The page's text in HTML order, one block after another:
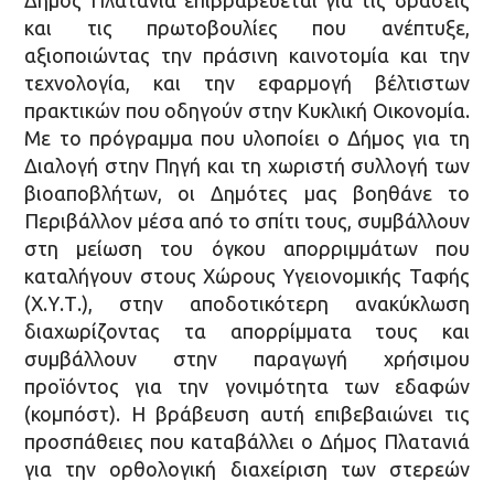
και τις πρωτοβουλίες που ανέπτυξε,
αξιοποιώντας την πράσινη καινοτομία και την
τεχνολογία, και την εφαρμογή βέλτιστων
πρακτικών που οδηγούν στην Κυκλική Οικονομία.
Με το πρόγραμμα που υλοποίει ο Δήμος για τη
Διαλογή στην Πηγή και τη χωριστή συλλογή των
βιοαποβλήτων, οι Δημότες μας βοηθάνε το
Περιβάλλον μέσα από το σπίτι τους, συμβάλλουν
στη μείωση του όγκου απορριμμάτων που
καταλήγουν στους Χώρους Υγειονομικής Ταφής
(Χ.Υ.Τ.), στην αποδοτικότερη ανακύκλωση
διαχωρίζοντας τα απορρίμματα τους και
συμβάλλουν στην παραγωγή χρήσιμου
προϊόντος για την γονιμότητα των εδαφών
(κομπόστ). Η βράβευση αυτή επιβεβαιώνει τις
προσπάθειες που καταβάλλει ο Δήμος Πλατανιά
για την ορθολογική διαχείριση των στερεών